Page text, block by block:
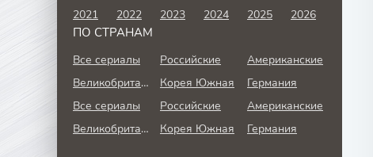
2021
2022 2023 2024 2025 2026
ПО СТРАНАМ
Все сериалы Российские
Американские
Великобритания
Корея Южная
Германия
Все сериалы
Российские
Американские
Великобритания
Корея Южная Германия